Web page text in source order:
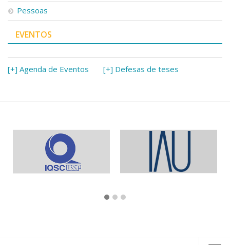
Pessoas
EVENTOS
[+] Agenda de Eventos [+] Defesas de teses